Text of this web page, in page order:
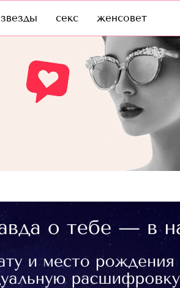
звезды секс женсовет